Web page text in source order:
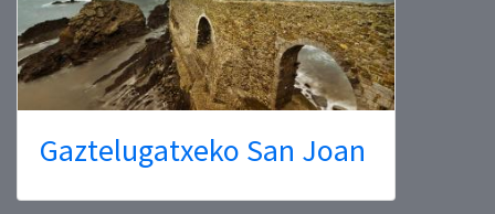
Gaztelugatxeko San Joan